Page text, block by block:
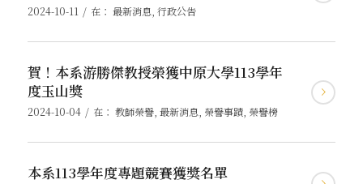
2024-10-11 / 在： 最新消息 行政公告
賀！本系游勝傑教授榮獲中原大學113學年
度玉山獎
2024-10-04 / 在： 教師榮譽, 最新消息 榮譽事蹟, 榮譽榜
本系113學年度專題競賽獲獎名單